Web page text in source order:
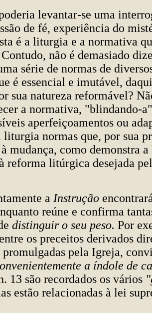
levantar-se uma
de fé, experiência do
é a liturgia e a normativa
não é demasiado
série de normas de
é essencial e imutável,
sua natureza reformável?
a normativa, "blindando-
aperfeiçoamentos ou
liturgia normas que, por sua
mudança, como demonstra
reforma litúrgica desejada
a Instrução
reúne e confirma
distinguir o seu peso. Por
os preceitos derivados
promulgadas pela Igreja,
a índole de
13 são recordados os vários
estão relacionadas à lei